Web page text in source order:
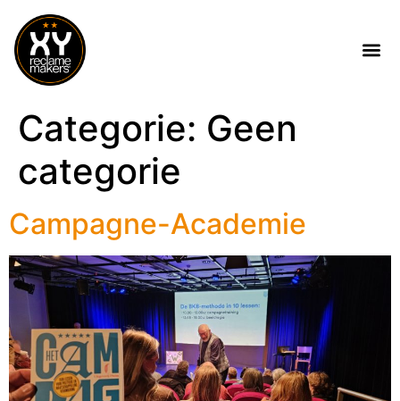
Categorie: Geen
categorie
Campagne-Academie